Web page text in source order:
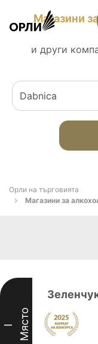
Магазини
и други
Орли на търговията
Магазини за
I Място